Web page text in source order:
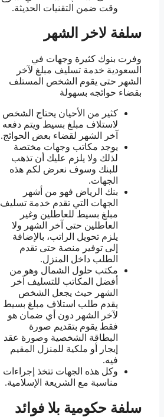
وقت ضمن التقنيات الحديثة.
سلفة لاخر الشهر
وفرت بنوك كثيرة وجهات في
السعودية خدمة تسليف مبلغ لآخر
الشهر حتى يقوم الشخص المستلف
بقضاء حوائجه بسهولة
كثير من الأحيان يحتاج الشخص
لاستلاف مبلغ بسيط ويتم دفعه
آخر الشهر لقضاء بعض الحوائج.
يوجد مكاتب وجهات مختصة
لذلك ولا يلزم عليك أن تذهب
للبنك وسوف نعرض لكم هذه
الجهات.
بنك الرياض فهو من أشهر
الجهات التي تقدم خدمة تسليف
مبلغ بسيط للعاطلين وغير
العاطلين حتى آخر الشهر ولا
يلزم تحويل الراتب، بالإضافة
إلى توفير منصة حتى تقدم
الطلب داخل المنزل.
مكتب حلول الشمال وهو من
أفضل المكاتب للتسليف آخر
الشهر حيث يجعل الشخص
يقدم طلب استلاف مبلغ بسيط
لآخر الشهر دون أي ضمان هو
فقط يقوم بتقديم صورة
البطاقة الشخصية وصورة عقد
إيجار أو ملكية للمنزل المقيم
فيه.
وكل هذه الجهات تتخذ إجراءات
مناسبة مع الشريعة الإسلامية.
سلفة حكومية بلا فوائد